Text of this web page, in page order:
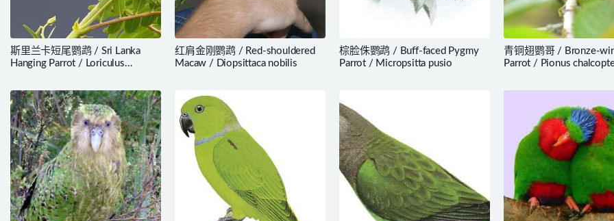
斯里兰卡短尾鹦鹉 / Sri Lanka
Hanging Parrot / Loriculus
红肩金刚鹦鹉 / Red-shouldered
Macaw / Diopsittaca nobilis
棕脸侏鹦鹉 / Buff-faced Pygmy
Parrot / Micropsitta pusio
青铜翅鹦哥 / Bronze-
Parrot / Pionus